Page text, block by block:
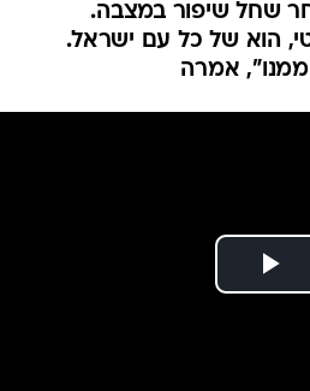
שחל שיפור במצבה.
הוא של כל עם ישראל.
ממנו", אמרה